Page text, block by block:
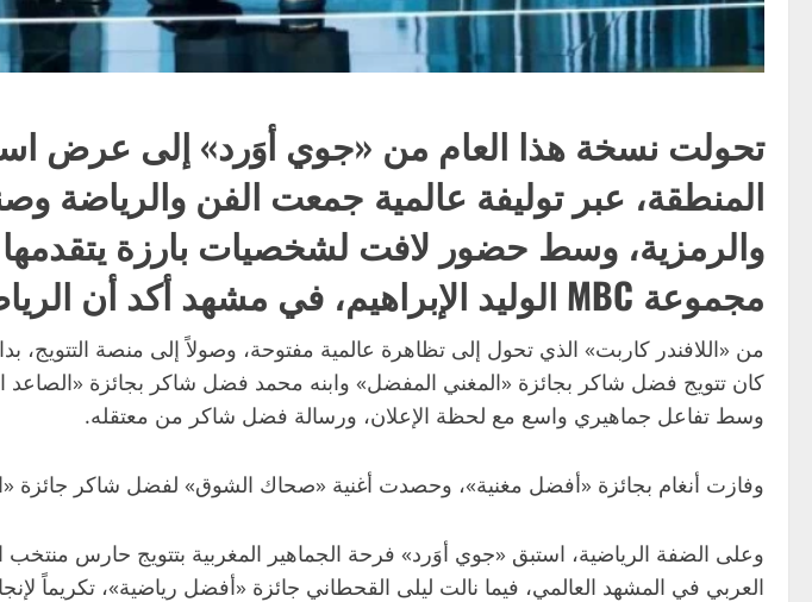
تحولت نسخة هذا العام من «جوي أوَرد» إلى عرض
المنطقة، عبر توليفة عالمية جمعت الفن والرياضة
والرمزية، وسط حضور لافت لشخصيات بارزة
مجموعة MBC الوليد الإبراهيم، في مشهد أكد أن الرياض باتت عاصمة لصناعة الترفيه العربي.
من «اللافندر كاربت» الذي تحول إلى تظاهرة عالمية مفتوحة، وصولاً إلى منصة التتويج،
كان تتويج فضل شاكر بجائزة «المغني المفضل» وابنه محمد فضل شاكر بجائزة «الصاعد
وسط تفاعل جماهيري واسع مع لحظة الإعلان، ورسالة فضل شاكر من معتقله.
وفازت أنغام بجائزة «أفضل مغنية»، وحصدت أغنية «صحاك الشوق» لفضل شاكر جائزة
وعلى الضفة الرياضية، استبق «جوي أوَرد» فرحة الجماهير المغربية بتتويج حارس
العربي في المشهد العالمي، فيما نالت ليلى القحطاني جائزة «أفضل رياضية»، تكريماً